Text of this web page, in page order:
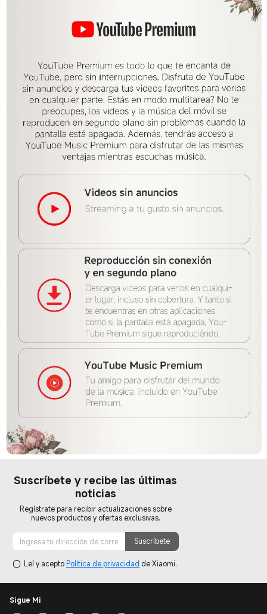
Suscríbete y recibe las últimas
noticias
Regístrate para recibir actualizaciones sobre
nuevos productos y ofertas exclusivas.
Suscríbete
Leí y acepto Política de privacidad de Xiaomi.
Sigue Mi